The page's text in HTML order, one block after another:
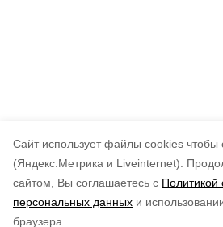
Cайт использует файлы cookies чтобы
(Яндекс.Метрика и Liveinternet).
сайтом, Вы соглашаетесь с Политикой
персональных данных и
браузера.